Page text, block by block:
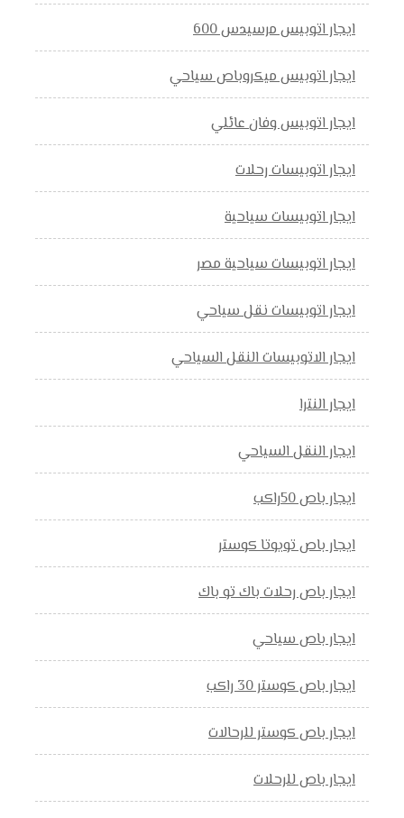
ايجار اتوبيس مرسيدس 600
ايجار اتوبيس ميكروباص سياحي
ايجار اتوبيس وفان عائلي
ايجار اتوبيسات رحلات
ايجار اتوبيسات سياحية
ايجار اتوبيسات سياحية مصر
ايجار اتوبيسات نقل سياحي
ايجار الاتوبيسات النقل السياحي
ايجار النترا
ايجار النقل السياحي
ايجار باص 50راكب
ايجار باص تويوتا كوستر
ايجار باص رحلات باك تو باك
ايجار باص سياحي
ايجار باص كوستر 30 راكب
ايجار باص كوستر للرحالات
ايجار باص للرحلات